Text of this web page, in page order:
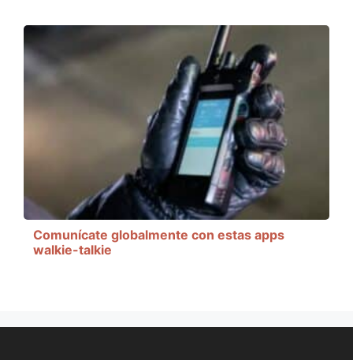
Comunícate globalmente con estas apps
walkie-talkie